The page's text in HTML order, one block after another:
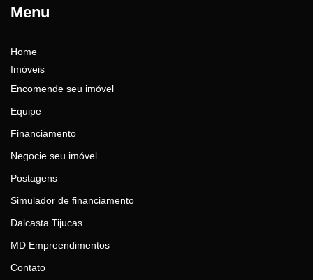
Menu
Home
Imóveis
Encomende seu imóvel
Equipe
Financiamento
Negocie seu imóvel
Postagens
Simulador de financiamento
Dalcasta Tijucas
MD Empreendimentos
Contato